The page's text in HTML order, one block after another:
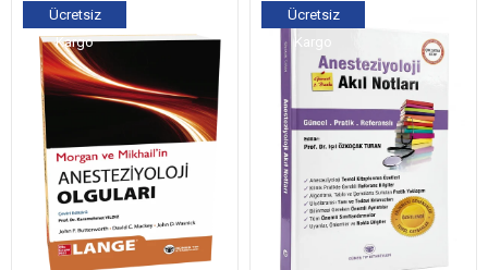
Ücretsiz
Kargo
Ücretsiz
Kargo